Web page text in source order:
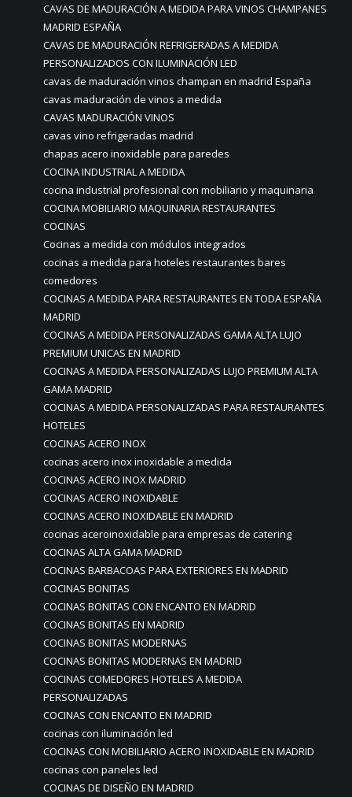
CAVAS DE MADURACIÓN A MEDIDA PARA VINOS CHAMPANES
MADRID ESPAÑA
CAVAS DE MADURACIÓN REFRIGERADAS A MEDIDA
PERSONALIZADOS CON ILUMINACIÓN LED
cavas de maduración vinos champan en madrid España
cavas maduración de vinos a medida
CAVAS MADURACIÓN VINOS
cavas vino refrigeradas madrid
chapas acero inoxidable para paredes
COCINA INDUSTRIAL A MEDIDA
cocina industrial profesional con mobiliario y maquinaria
COCINA MOBILIARIO MAQUINARIA RESTAURANTES
COCINAS
Cocinas a medida con módulos integrados
cocinas a medida para hoteles restaurantes bares
comedores
COCINAS A MEDIDA PARA RESTAURANTES EN TODA ESPAÑA
MADRID
COCINAS A MEDIDA PERSONALIZADAS GAMA ALTA LUJO
PREMIUM UNICAS EN MADRID
COCINAS A MEDIDA PERSONALIZADAS LUJO PREMIUM ALTA
GAMA MADRID
COCINAS A MEDIDA PERSONALIZADAS PARA RESTAURANTES
HOTELES
COCINAS ACERO INOX
cocinas acero inox inoxidable a medida
COCINAS ACERO INOX MADRID
COCINAS ACERO INOXIDABLE
COCINAS ACERO INOXIDABLE EN MADRID
cocinas aceroinoxidable para empresas de catering
COCINAS ALTA GAMA MADRID
COCINAS BARBACOAS PARA EXTERIORES EN MADRID
COCINAS BONITAS
COCINAS BONITAS CON ENCANTO EN MADRID
COCINAS BONITAS EN MADRID
COCINAS BONITAS MODERNAS
COCINAS BONITAS MODERNAS EN MADRID
COCINAS COMEDORES HOTELES A MEDIDA
PERSONALIZADAS
COCINAS CON ENCANTO EN MADRID
cocinas con iluminación led
COCINAS CON MOBILIARIO ACERO INOXIDABLE EN MADRID
cocinas con paneles led
COCINAS DE DISEÑO EN MADRID